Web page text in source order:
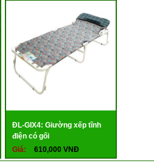
ĐL-GIX4: Giường xếp tĩnh
điện có gối
Giá:
610,000 VNĐ